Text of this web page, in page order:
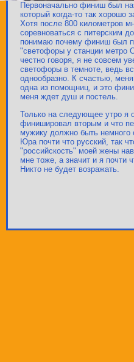
Первоначально финиш был
который когда-то так хорошо
Хотя после 800 километров
соревноваться с питерским
понимаю почему финиш был
"светофоры у станции метро
честно говоря, я не совсем
светофоры в темноте, ведь
однообразно. К счастью,
одна из помощниц, и это
меня ждет душ и постель.
Только на следующее утро я
финишировал вторым и что
мужику должно быть немного
Юра почти что русский, так
"российскость" моей жены
мне тоже, а значит и я почти
Никто не будет возражать.